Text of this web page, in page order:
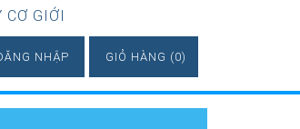
CƠ GIỚI
GIỎ HÀNG (0)
NHẬP